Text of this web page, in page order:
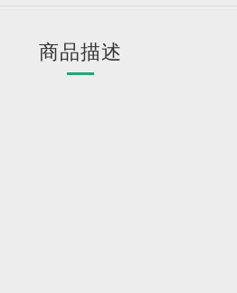
商品描述